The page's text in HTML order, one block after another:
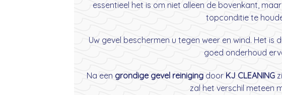
essentieel het is om niet alleen de bovenkant,
topconditie te
Uw gevel beschermen u tegen weer en wind. Het
goed onderhoud
Na een grondige gevel reinigingdoorKJ CLEANING
zal het verschil meteen